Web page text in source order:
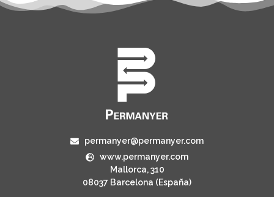
permanyer@permanyer.com
www.permanyer.com
Mallorca, 310
08037 Barcelona (España)